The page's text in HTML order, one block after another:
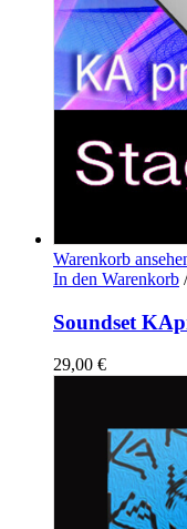
Warenkorb
In den Warenkorb /
Soundset
29,00 €